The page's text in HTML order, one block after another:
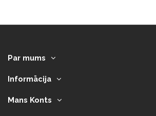
Par mums
Informācija
Mans Konts